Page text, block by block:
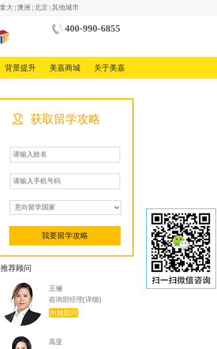
大 澳洲 北京 其他城市
400-990-6855
背景提升 美嘉商城 关于美嘉
获取留学攻略
推荐顾问
王俪
咨询部经理 [详细]
向她提问
高亚